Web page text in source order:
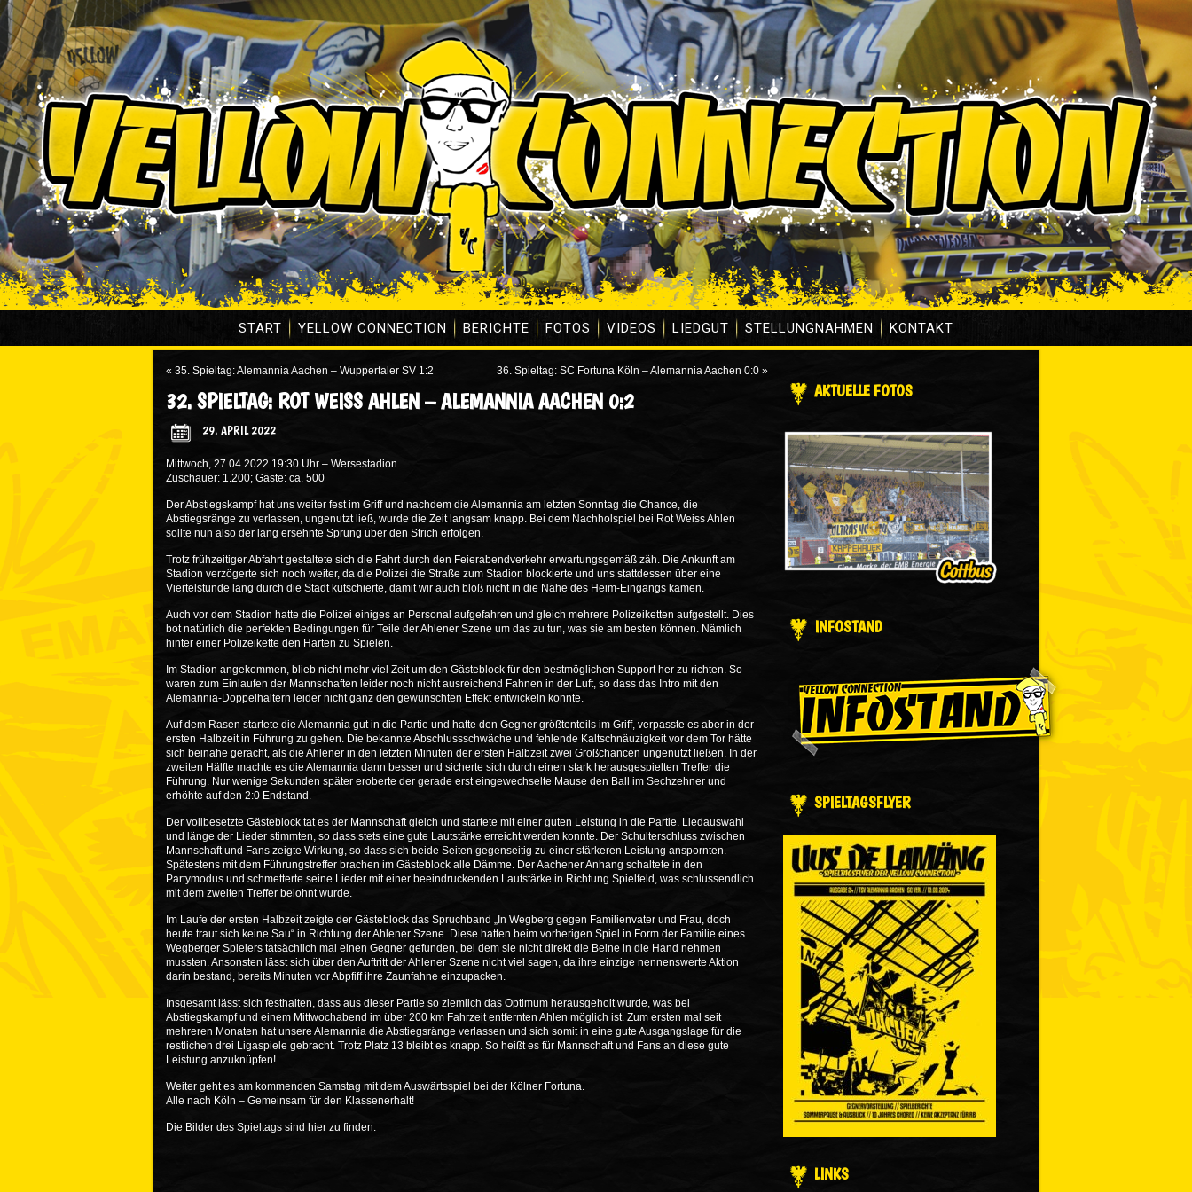
START YELLOW CONNECTION BERICHTE FOTOS VIDEOS LIEDGUT STELLUNGNAHMEN KONTAKT
« 35. Spieltag: Alemannia Aachen – Wuppertaler SV 1:2 36. Spieltag: SC Fortuna Köln – Alemannia Aachen 0:0 »
32. SPIELTAG: ROT WEISS AHLEN – ALEMANNIA AACHEN 0:2
29. APRIL 2022
Mittwoch, 27.04.2022 19:30 Uhr – Wersestadion
Zuschauer: 1.200; Gäste: ca. 500
Der Abstiegskampf hat uns weiter fest im Griff und nachdem die Alemannia am letzten Sonntag die Chance, die
Abstiegsränge zu verlassen, ungenutzt ließ, wurde die Zeit langsam knapp. Bei dem Nachholspiel bei Rot Weiss Ahlen
sollte nun also der lang ersehnte Sprung über den Strich erfolgen.
Trotz frühzeitiger Abfahrt gestaltete sich die Fahrt durch den Feierabendverkehr erwartungsgemäß zäh. Die Ankunft am
Stadion verzögerte sich noch weiter, da die Polizei die Straße zum Stadion blockierte und uns stattdessen über eine
Viertelstunde lang durch die Stadt kutschierte, damit wir auch bloß nicht in die Nähe des Heim-Eingangs kamen.
Auch vor dem Stadion hatte die Polizei einiges an Personal aufgefahren und gleich mehrere Polizeiketten aufgestellt. Dies
bot natürlich die perfekten Bedingungen für Teile der Ahlener Szene um das zu tun, was sie am besten können. Nämlich
hinter einer Polizeikette den Harten zu Spielen.
Im Stadion angekommen, blieb nicht mehr viel Zeit um den Gästeblock für den bestmöglichen Support her zu richten. So
waren zum Einlaufen der Mannschaften leider noch nicht ausreichend Fahnen in der Luft, so dass das Intro mit den
Alemannia-Doppelhaltern leider nicht ganz den gewünschten Effekt entwickeln konnte.
Auf dem Rasen startete die Alemannia gut in die Partie und hatte den Gegner größtenteils im Griff, verpasste es aber in der
ersten Halbzeit in Führung zu gehen. Die bekannte Abschlussschwäche und fehlende Kaltschnäuzigkeit vor dem Tor hätte
sich beinahe gerächt, als die Ahlener in den letzten Minuten der ersten Halbzeit zwei Großchancen ungenutzt ließen. In der
zweiten Hälfte machte es die Alemannia dann besser und sicherte sich durch einen stark herausgespielten Treffer die
Führung. Nur wenige Sekunden später eroberte der gerade erst eingewechselte Mause den Ball im Sechzehner und
erhöhte auf den 2:0 Endstand.
Der vollbesetzte Gästeblock tat es der Mannschaft gleich und startete mit einer guten Leistung in die Partie. Liedauswahl
und länge der Lieder stimmten, so dass stets eine gute Lautstärke erreicht werden konnte. Der Schulterschluss zwischen
Mannschaft und Fans zeigte Wirkung, so dass sich beide Seiten gegenseitig zu einer stärkeren Leistung anspornten.
Spätestens mit dem Führungstreffer brachen im Gästeblock alle Dämme. Der Aachener Anhang schaltete in den
Partymodus und schmetterte seine Lieder mit einer beeindruckenden Lautstärke in Richtung Spielfeld, was schlussendlich
mit dem zweiten Treffer belohnt wurde.
Im Laufe der ersten Halbzeit zeigte der Gästeblock das Spruchband „In Wegberg gegen Familienvater und Frau, doch
heute traut sich keine Sau“ in Richtung der Ahlener Szene. Diese hatten beim vorherigen Spiel in Form der Familie eines
Wegberger Spielers tatsächlich mal einen Gegner gefunden, bei dem sie nicht direkt die Beine in die Hand nehmen
mussten. Ansonsten lässt sich über den Auftritt der Ahlener Szene nicht viel sagen, da ihre einzige nennenswerte Aktion
darin bestand, bereits Minuten vor Abpfiff ihre Zaunfahne einzupacken.
Insgesamt lässt sich festhalten, dass aus dieser Partie so ziemlich das Optimum herausgeholt wurde, was bei
Abstiegskampf und einem Mittwochabend im über 200 km Fahrzeit entfernten Ahlen möglich ist. Zum ersten mal seit
mehreren Monaten hat unsere Alemannia die Abstiegsränge verlassen und sich somit in eine gute Ausgangslage für die
restlichen drei Ligaspiele gebracht. Trotz Platz 13 bleibt es knapp. So heißt es für Mannschaft und Fans an diese gute
Leistung anzuknüpfen!
Weiter geht es am kommenden Samstag mit dem Auswärtsspiel bei der Kölner Fortuna.
Alle nach Köln – Gemeinsam für den Klassenerhalt!
Die Bilder des Spieltags sind hier zu finden.
AKTUELLE FOTOS
INFOSTAND
SPIELTAGSFLYER
LINKS